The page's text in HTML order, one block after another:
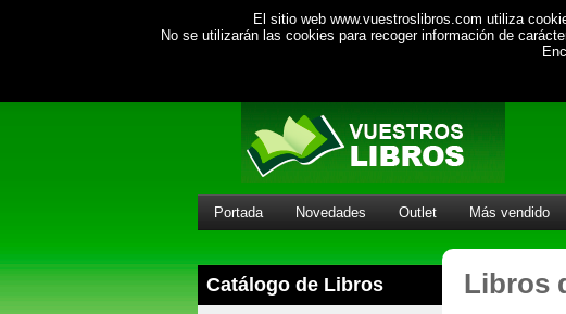
El sitio web www.vuestroslibros.com utiliza
No se utilizarán las cookies para recoger información de
Portada Novedades Outlet Más vendido
Catálogo de Libros Libros